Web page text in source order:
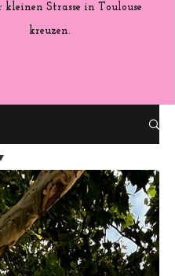
kleinen Strasse in Toulouse
kreuzen.